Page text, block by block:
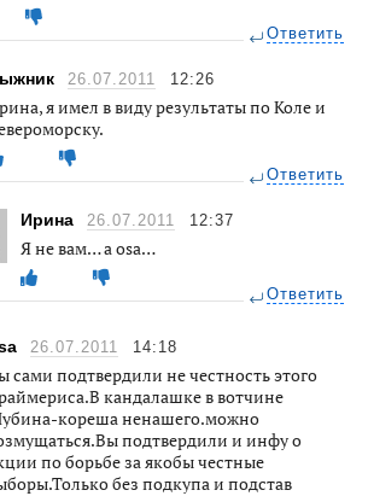
Ответить
26.07.2011 12:26
я имел в виду результаты по Коле и
Ответить
Ирина 26.07.2011 12:37
Я не вам… а osa…
Ответить
26.07.2011 14:18
сами подтвердили не честность этого
кандалашке в вотчине
кореша ненашего.можно
подтвердили и инфу о
по борьбе за якобы честные
без подкупа и подстав